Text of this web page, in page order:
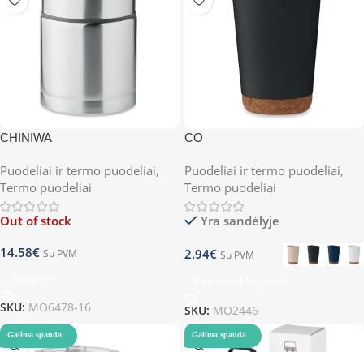
CHINIWA
Puodeliai ir termo puodeliai,
Termo puodeliai
Out of stock
14.58€ Su PVM
SKU: MO6478-16
CO
Puodeliai ir termo puodeliai,
Termo puodeliai
Yra sandėlyje
2.94€ Su PVM
SKU: MO2446
Galima spauda Galima spauda